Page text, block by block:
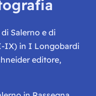
Salerno e di
IX) in I Longobardi
editore,